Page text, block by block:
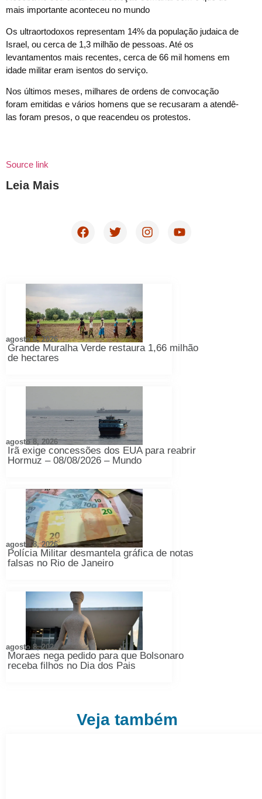
mais importante aconteceu no mundo
Os ultraortodoxos representam 14% da população judaica de
Israel, ou cerca de 1,3 milhão de pessoas. Até os
levantamentos mais recentes, cerca de 66 mil homens em
idade militar eram isentos do serviço.
Nos últimos meses, milhares de ordens de convocação
foram emitidas e vários homens que se recusaram a atendê-
las foram presos, o que reacendeu os protestos.
Source link
Leia Mais
Grande Muralha Verde restaura 1,66 milhão
de hectares
agosto 8, 2026
Irã exige concessões dos EUA para reabrir
Hormuz – 08/08/2026 – Mundo
agosto 8, 2026
Polícia Militar desmantela gráfica de notas
falsas no Rio de Janeiro
agosto 8, 2026
Moraes nega pedido para que Bolsonaro
receba filhos no Dia dos Pais
agosto 8, 2026
Veja também